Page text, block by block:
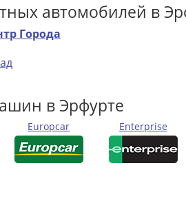
автомобилей в
Города
в Эрфурте
Europcar Enterprise